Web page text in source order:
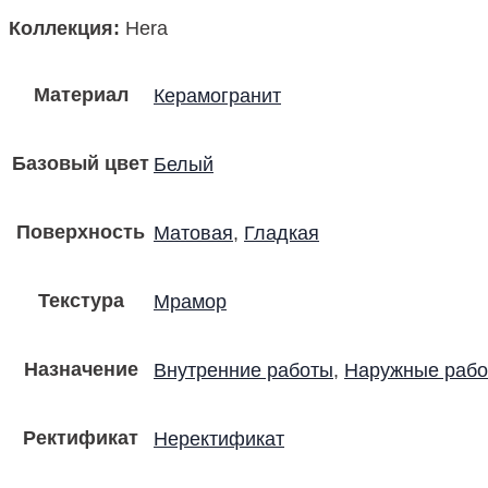
Коллекция: Hera
Материал Керамогранит
Базовый цвет Белый
Поверхность Матовая, Гладкая
Текстура Мрамор
Назначение Внутренние работы, Наружные
Ректификат Неректификат